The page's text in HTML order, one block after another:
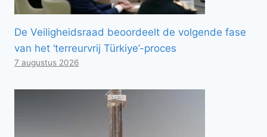
De Veiligheidsraad beoordeelt de volgende fase
van het ‘terreurvrij Türkiye’-proces
7 augustus 2026